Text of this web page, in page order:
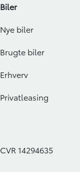
Biler
Nye biler
Brugte biler
Erhverv
Privatleasing
CVR 14294635